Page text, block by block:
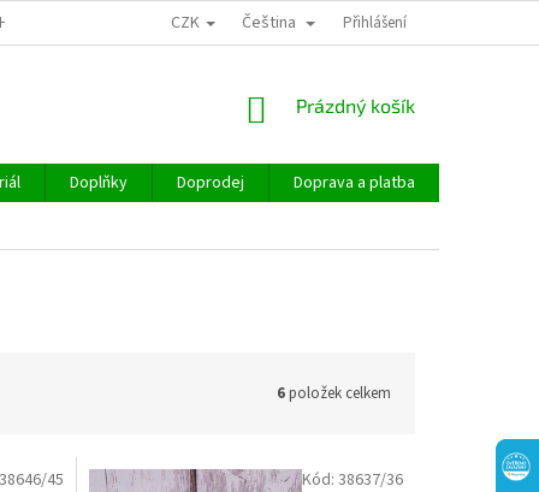
CZK Čeština Přihlášení
NÁKUPNÍ
Prázdný košík
Doplňky Doprodej Doprava a platba
6položek celkem
45 Kód: 38637/36